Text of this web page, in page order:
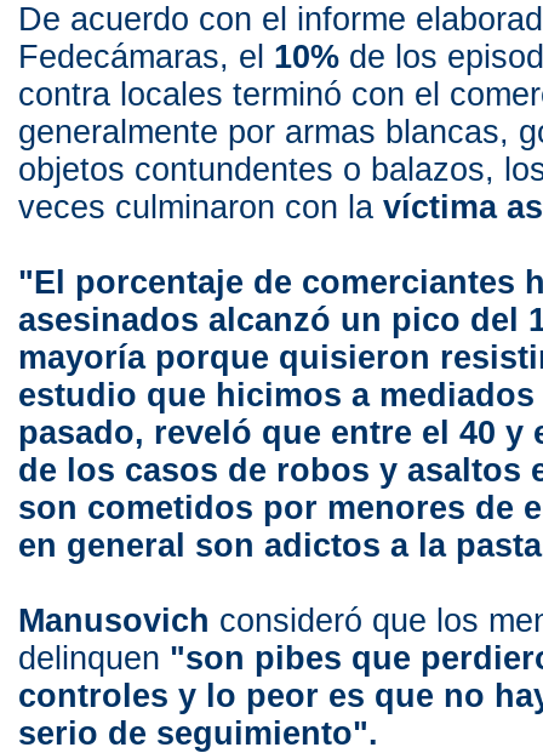
De acuerdo con el informe
Fedecámaras, el 10%de los
contra locales terminó con el
generalmente por armas blancas,
objetos contundentes o balazos,
veces culminaron con la víctima
"El porcentaje de comerciantes
asesinados alcanzó un pico del
mayoría porque quisieron
estudio que hicimos a mediados
pasado, reveló que entre el 40 y
de los casos de robos y asaltos
son cometidos por menores de
en general son adictos a la
Manusovich consideró que los
delinquen "son pibes que
controles y lo peor es que no
serio de seguimiento".